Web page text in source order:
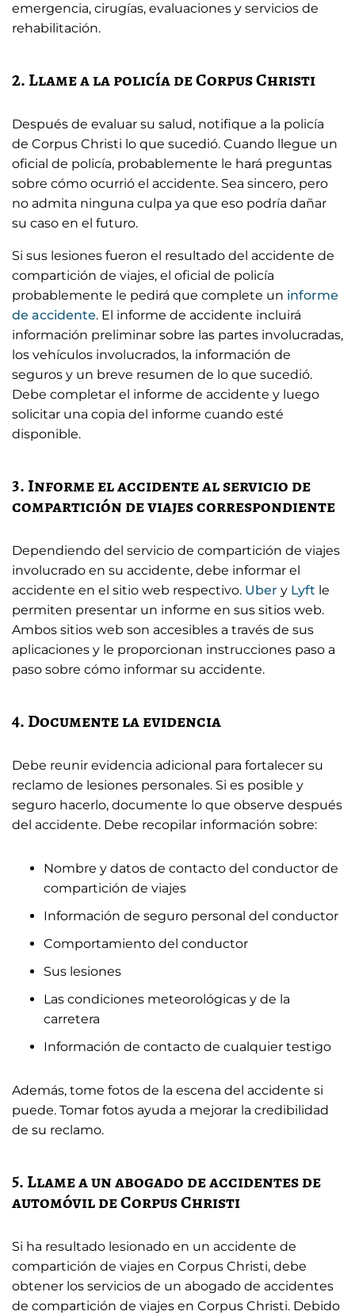
emergencia, cirugías, evaluaciones y servicios de
rehabilitación.
2. Llame a la policía de Corpus Christi
Después de evaluar su salud, notifique a la policía
de Corpus Christi lo que sucedió. Cuando llegue un
oficial de policía, probablemente le hará preguntas
sobre cómo ocurrió el accidente. Sea sincero, pero
no admita ninguna culpa ya que eso podría dañar
su caso en el futuro.
Si sus lesiones fueron el resultado del accidente de
compartición de viajes, el oficial de policía
probablemente le pedirá que complete un informe
de accidente. El informe de accidente incluirá
información preliminar sobre las partes involucradas,
los vehículos involucrados, la información de
seguros y un breve resumen de lo que sucedió.
Debe completar el informe de accidente y luego
solicitar una copia del informe cuando esté
disponible.
3. Informe el accidente al servicio de
compartición de viajes correspondiente
Dependiendo del servicio de compartición de viajes
involucrado en su accidente, debe informar el
accidente en el sitio web respectivo. Uber y Lyft le
permiten presentar un informe en sus sitios web.
Ambos sitios web son accesibles a través de sus
aplicaciones y le proporcionan instrucciones paso a
paso sobre cómo informar su accidente.
4. Documente la evidencia
Debe reunir evidencia adicional para fortalecer su
reclamo de lesiones personales. Si es posible y
seguro hacerlo, documente lo que observe después
del accidente. Debe recopilar información sobre:
Nombre y datos de contacto del conductor de
compartición de viajes
Información de seguro personal del conductor
Comportamiento del conductor
Sus lesiones
Las condiciones meteorológicas y de la
carretera
Información de contacto de cualquier testigo
Además, tome fotos de la escena del accidente si
puede. Tomar fotos ayuda a mejorar la credibilidad
de su reclamo.
5. Llame a un abogado de accidentes de
automóvil de Corpus Christi
Si ha resultado lesionado en un accidente de
compartición de viajes en Corpus Christi, debe
obtener los servicios de un abogado de accidentes
de compartición de viajes en Corpus Christi. Debido